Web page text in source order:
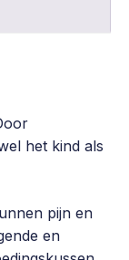
het kind als
pijn en
en